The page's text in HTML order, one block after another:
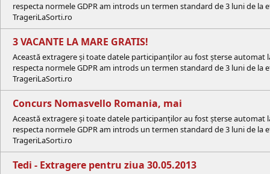
respecta normele GDPR am introds un termen standard de 3 luni de
TrageriLaSorti.ro
3 VACANTE LA MARE GRATIS!
Această extragere și toate datele participanților au fost șterse
respecta normele GDPR am introds un termen standard de 3 luni de
TrageriLaSorti.ro
Concurs Nomasvello Romania, mai
Această extragere și toate datele participanților au fost șterse
respecta normele GDPR am introds un termen standard de 3 luni de
TrageriLaSorti.ro
Tedi - Extragere pentru ziua 30.05.2013